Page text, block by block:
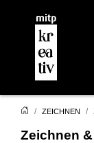
ZEICHNEN
Zeichnen